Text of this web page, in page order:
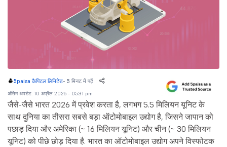
5paisa कैपिटल लिमिटेड- 5 मिनट में पढ़ें
अंतिम अपडेट: 10 अप्रैल 2026 - 05:31 pm
जैसे-जैसे भारत 2026 में प्रवेश करता है, लगभग 5.5 मिलियन यूनिट के
साथ दुनिया का तीसरा सबसे बड़ा ऑटोमोबाइल उद्योग है, जिसने जापान को
पछाड़ दिया और अमेरिका (~ 16 मिलियन यूनिट) और चीन (~ 30 मिलियन
यूनिट) को पीछे छोड़ दिया है. भारत का ऑटोमोबाइल उद्योग अपने विस्फोटक